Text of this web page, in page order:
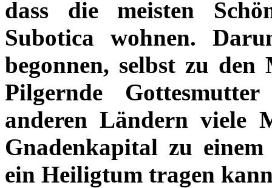
dass die meisten
Subotica wohnen.
begonnen, selbst zu den
Pilgernde
anderen Ländern viele
Gnadenkapital zu
ein Heiligtum tragen